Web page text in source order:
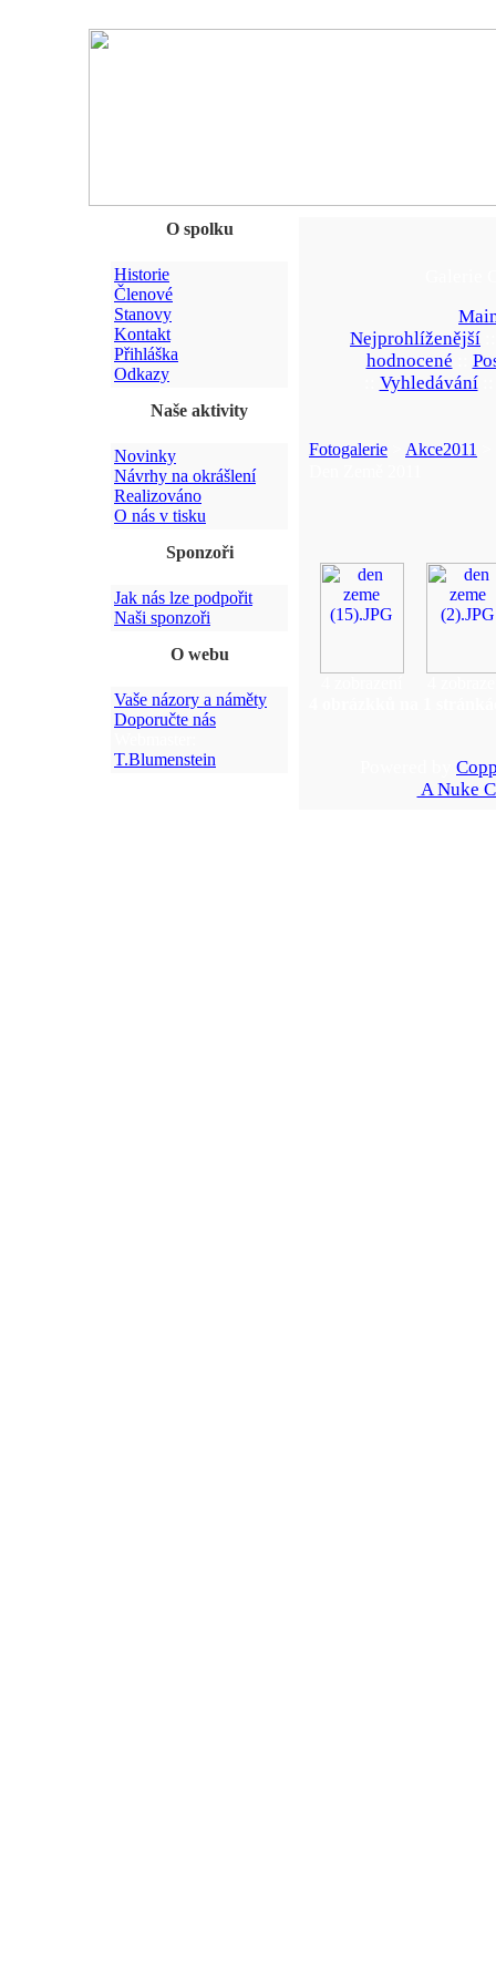
O spolku
Historie
Členové
Stanovy
Kontakt
Přihláška
Odkazy
Naše aktivity
Novinky
Návrhy na okrášlení
Realizováno
O nás v tisku
Sponzoři
Jak nás lze podpořit
Naši sponzoři
O webu
Vaše názory a náměty
Doporučte nás
T.Blumenstein
Nejprohlíženější
hodnocené
Vyhledávání
Fotogalerie Akce2011
A Nuke